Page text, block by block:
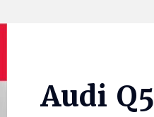
Audi Q5